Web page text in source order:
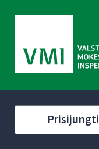
Prisijungti